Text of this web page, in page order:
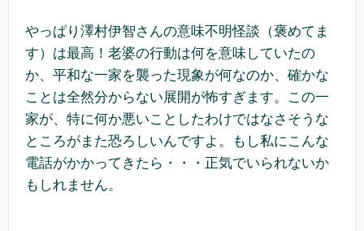
やっぱり澤村伊智さんの意味不明怪談（褒めてま
す）は最高！老婆の行動は何を意味していたの
か、平和な一家を襲った現象が何なのか、確かな
ことは全然分からない展開が怖すぎます。この一
家が、特に何か悪いことしたわけではなさそうな
ところがまた恐ろしいんですよ。もし私にこんな
電話がかかってきたら・・・正気でいられないか
もしれません。